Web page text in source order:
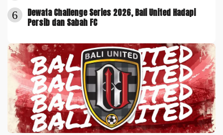
6
Dewata Challenge Series 2026, Bali United Hadapi
Persib dan Sabah FC